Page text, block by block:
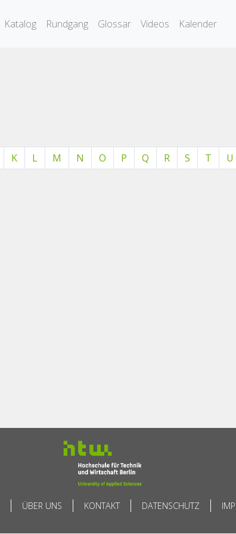
Katalog Rundgang Glossar Videos Kalender
K L M N O P Q R S T U
ÜBER UNS KONTAKT DATENSCHUTZ